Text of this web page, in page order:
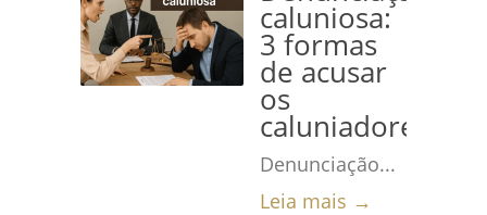
caluniosa:
3 formas
de acusar
os
caluniadores
Denunciação...
Leia mais →